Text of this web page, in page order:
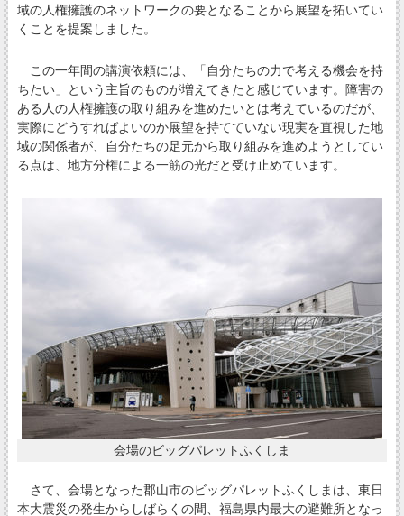
域の人権擁護のネットワークの要となることから展望を拓いてい
くことを提案しました。
この一年間の講演依頼には、「自分たちの力で考える機会を持
ちたい」という主旨のものが増えてきたと感じています。障害の
ある人の人権擁護の取り組みを進めたいとは考えているのだが、
実際にどうすればよいのか展望を持てていない現実を直視した地
域の関係者が、自分たちの足元から取り組みを進めようとしてい
る点は、地方分権による一筋の光だと受け止めています。
会場のビッグパレットふくしま
さて、会場となった郡山市のビッグパレットふくしまは、東日
本大震災の発生からしばらくの間、福島県内最大の避難所となっ